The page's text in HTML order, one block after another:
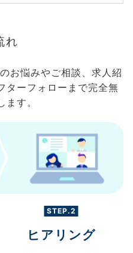
れ
お悩みやご相談、求人紹
ターフォローまで完全無
す。
STEP.2
ヒアリング